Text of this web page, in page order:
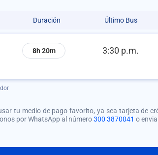
Duración Último Bus
8h 20m 3:30 p.m.
tu medio de pago favorito, ya sea tarjeta de
por WhatsApp al número300 3870041 o